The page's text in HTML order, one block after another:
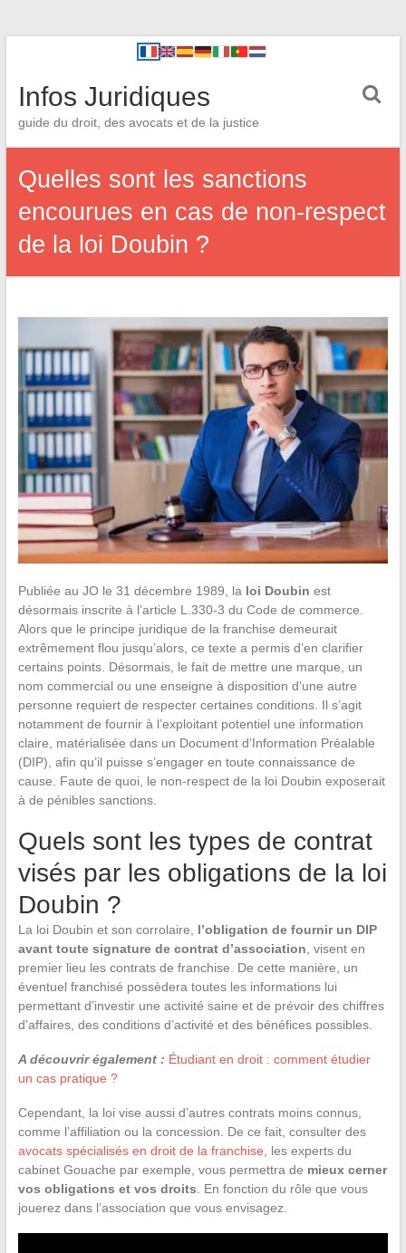
Infos Juridiques
guide du droit, des avocats et de la justice
Quelles sont les sanctions
encourues en cas de non-respect
de la loi Doubin ?
Publiée au JO le 31 décembre 1989, la loi Doubin est
désormais inscrite à l’article L.330-3 du Code de commerce.
Alors que le principe juridique de la franchise demeurait
extrêmement flou jusqu’alors, ce texte a permis d’en clarifier
certains points. Désormais, le fait de mettre une marque, un
nom commercial ou une enseigne à disposition d’une autre
personne requiert de respecter certaines conditions. Il s’agit
notamment de fournir à l’exploitant potentiel une information
claire, matérialisée dans un Document d’Information Préalable
(DIP), afin qu’il puisse s’engager en toute connaissance de
cause. Faute de quoi, le non-respect de la loi Doubin exposerait
à de pénibles sanctions.
Quels sont les types de contrat
visés par les obligations de la loi
Doubin ?
La loi Doubin et son corrolaire, l’obligation de fournir un DIP
avant toute signature de contrat d’association, visent en
premier lieu les contrats de franchise. De cette manière, un
éventuel franchisé possèdera toutes les informations lui
permettant d’investir une activité saine et de prévoir des chiffres
d’affaires, des conditions d’activité et des bénéfices possibles.
A découvrir également : Étudiant en droit : comment étudier
un cas pratique ?
Cependant, la loi vise aussi d’autres contrats moins connus,
comme l’affiliation ou la concession. De ce fait, consulter des
avocats spécialisés en droit de la franchise, les experts du
cabinet Gouache par exemple, vous permettra de mieux cerner
vos obligations et vos droits. En fonction du rôle que vous
jouerez dans l’association que vous envisagez.